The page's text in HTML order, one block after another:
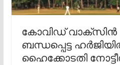
കോവിഡ് വാക്സിൻ
ബന്ധപ്പെട്ട
ഹൈക്കോടതി